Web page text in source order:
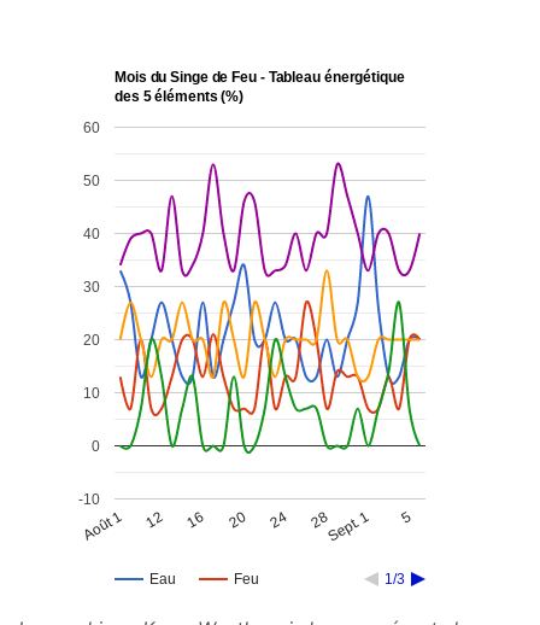
Mois du Singe de Feu - Tableau énergétique
des 5 éléments (%)
Eau Feu 1/3
Août 1 12 16 20 24 28Sept. 1 5
-10
0
10
20
30
40
50
60